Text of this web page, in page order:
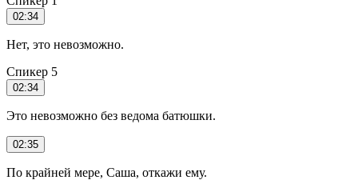
02:34
Нет, это невозможно.
Спикер 5
02:34
Это невозможно без ведома батюшки.
02:35
По крайней мере, Саша, откажи ему.